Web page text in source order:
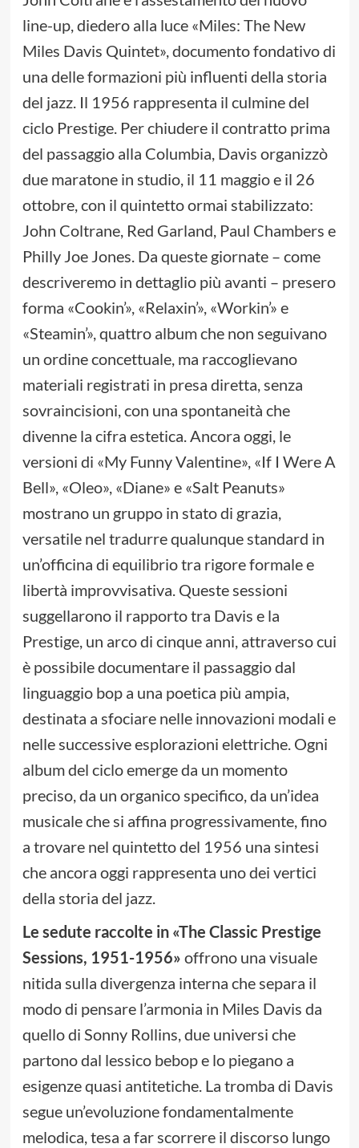
line-up, diedero alla luce «Miles: The New
Miles Davis Quintet», documento fondativo di
una delle formazioni più influenti della storia
del jazz. Il 1956 rappresenta il culmine del
ciclo Prestige. Per chiudere il contratto prima
del passaggio alla Columbia, Davis organizzò
due maratone in studio, il 11 maggio e il 26
ottobre, con il quintetto ormai stabilizzato:
John Coltrane, Red Garland, Paul Chambers e
Philly Joe Jones. Da queste giornate – come
descriveremo in dettaglio più avanti – presero
forma «Cookin’», «Relaxin’», «Workin’» e
«Steamin’», quattro album che non seguivano
un ordine concettuale, ma raccoglievano
materiali registrati in presa diretta, senza
sovraincisioni, con una spontaneità che
divenne la cifra estetica. Ancora oggi, le
versioni di «My Funny Valentine», «If I Were A
Bell», «Oleo», «Diane» e «Salt Peanuts»
mostrano un gruppo in stato di grazia,
versatile nel tradurre qualunque standard in
un’officina di equilibrio tra rigore formale e
libertà improvvisativa. Queste sessioni
suggellarono il rapporto tra Davis e la
Prestige, un arco di cinque anni, attraverso cui
è possibile documentare il passaggio dal
linguaggio bop a una poetica più ampia,
destinata a sfociare nelle innovazioni modali e
nelle successive esplorazioni elettriche. Ogni
album del ciclo emerge da un momento
preciso, da un organico specifico, da un’idea
musicale che si affina progressivamente, fino
a trovare nel quintetto del 1956 una sintesi
che ancora oggi rappresenta uno dei vertici
della storia del jazz.
Le sedute raccolte in «The Classic Prestige
Sessions, 1951-1956» offrono una visuale
nitida sulla divergenza interna che separa il
modo di pensare l’armonia in Miles Davis da
quello di Sonny Rollins, due universi che
partono dal lessico bebop e lo piegano a
esigenze quasi antitetiche. La tromba di Davis
segue un’evoluzione fondamentalmente
melodica, tesa a far scorrere il discorso lungo